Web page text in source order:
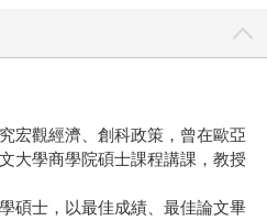
宏觀經濟、創科政策，曾在歐亞
大學商學院碩士課程講課，教授
碩士，以最佳成績、最佳論文畢